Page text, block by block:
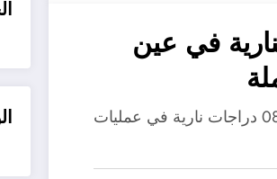
في عين
استرجعت شرطة عين الدفلى 08 دراجات نارية في عمليات